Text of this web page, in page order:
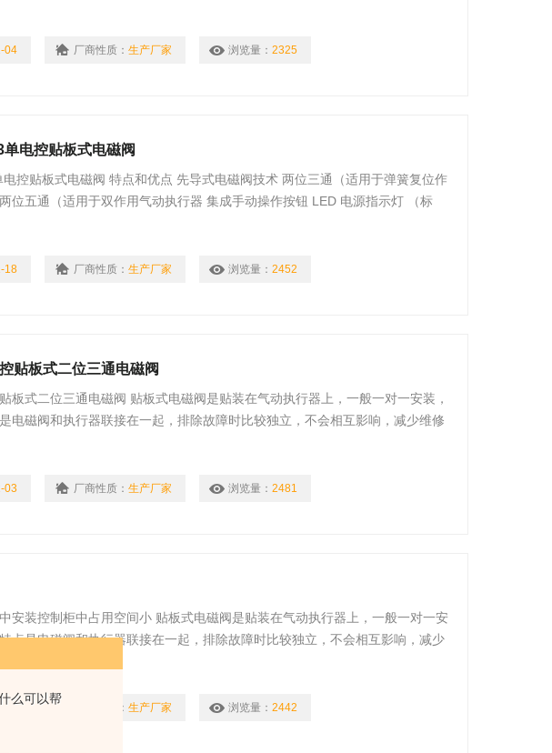
么可以帮
04 厂商性质：生产厂家 浏览量：2325
电控贴板式电磁阀
控贴板式电磁阀 特点和优点 先导式电磁阀技术 两位三通（适用于弹簧复位作
位五通（适用于双作用气动执行器 集成手动操作按钮 LED 电源指示灯 （标
18 厂商性质：生产厂家 浏览量：2452
贴板式二位三通电磁阀
板式二位三通电磁阀 贴板式电磁阀是贴装在气动执行器上，一般一对一安装，
电磁阀和执行器联接在一起，排除故障时比较独立，不会相互影响，减少维修
03 厂商性质：生产厂家 浏览量：2481
安装控制柜中占用空间小 贴板式电磁阀是贴装在气动执行器上，一般一对一安
点是电磁阀和执行器联接在一起，排除故障时比较独立，不会相互影响，减少
29 厂商性质：生产厂家 浏览量：2442